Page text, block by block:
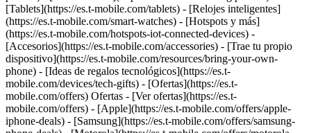
[Tablets](https://es.t-mobile.com/tablets) - [Relojes inteligentes]
(https://es.t-mobile.com/smart-watches) - [Hotspots y más]
(https://es.t-mobile.com/hotspots-iot-connected-devices) -
[Accesorios](https://es.t-mobile.com/accessories) - [Trae tu propio
dispositivo](https://es.t-mobile.com/resources/bring-your-own-
phone) - [Ideas de regalos tecnológicos](https://es.t-
mobile.com/devices/tech-gifts) - [Ofertas](https://es.t-
mobile.com/offers) Ofertas - [Ver ofertas](https://es.t-
mobile.com/offers) - [Apple](https://es.t-mobile.com/offers/apple-
iphone-deals) - [Samsung](https://es.t-mobile.com/offers/samsung-